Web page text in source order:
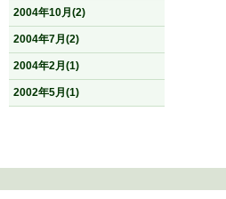
2004年10月(2)
2004年7月(2)
2004年2月(1)
2002年5月(1)